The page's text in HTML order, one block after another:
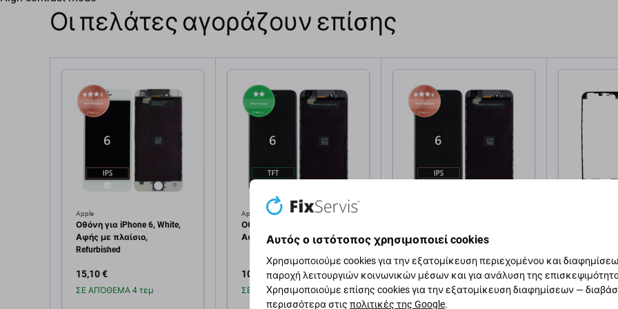
Οι πελάτες αγοράζουν επίσης
Apple
Οθόνη για iPhone 6, White,
Αφής με πλαίσιο,
Refurbished
15,10 €
ΣΕ ΑΠΌΘΕΜΑ 4 τεμ
Apple
Οθόνη για iPhone 6, Black,
Αφής με πλαίσιο
10,07 €
ΣΕ ΑΠΌΘΕΜΑ 10+ τεμ
Αφής με πλαίσιο,
15,10 €
ΣΕ ΑΠΌΘΕΜΑ 5 τεμ
1,00 €
ΣΕ
Αυτός ο ιστότοπος χρησιμοποιεί cookies
Χρησιμοποιούμε cookies για την εξατομίκευση περιεχομένου και
παροχή λειτουργιών κοινωνικών μέσων και για ανάλυση της
Χρησιμοποιούμε επίσης cookies για την εξατομίκευση διαφημίσεων —
περισσότερα στις πολιτικές της Google.